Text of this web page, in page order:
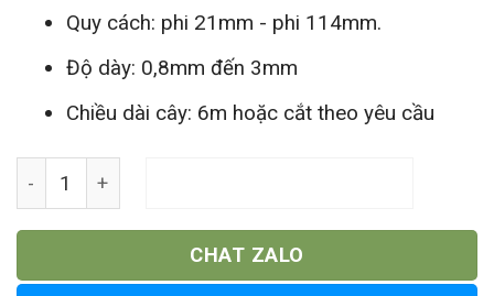
Quy cách: phi 21mm - phi 114mm.
Độ dày: 0,8mm đến 3mm
Chiều dài cây: 6m hoặc cắt theo yêu cầu
CHAT ZALO